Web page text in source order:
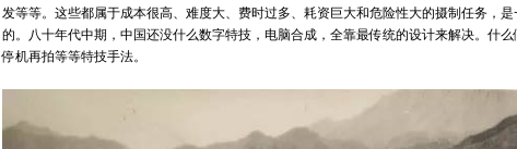
发等等。这些都属于成本很高、难度大、费时过多、耗资巨大和危险性大的摄制任务，
的。八十年代中期，中国还没什么数字特技，电脑合成，全靠最传统的设计来解决。什么
停机再拍等等特技手法。